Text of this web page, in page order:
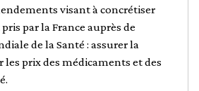
visant à concrétiser
par la France auprès de
de la Santé : assurer la
les prix des médicaments et des